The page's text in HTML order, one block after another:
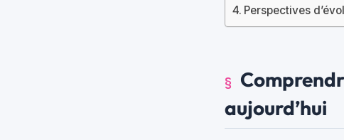
Perspectives
aujourd’hui